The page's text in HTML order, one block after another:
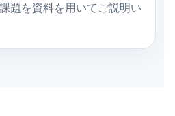
題を資料を用いてご説明い